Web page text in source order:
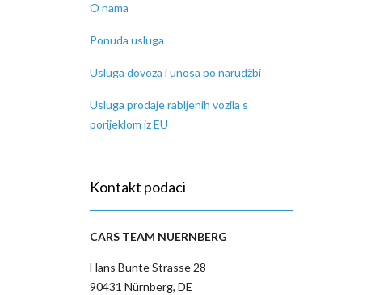
O nama
Ponuda usluga
Usluga dovoza i unosa po narudžbi
Usluga prodaje rabljenih vozila s
porijeklom iz EU
Kontakt podaci
CARS TEAM NUERNBERG
Hans Bunte Strasse 28
90431 Nürnberg, DE